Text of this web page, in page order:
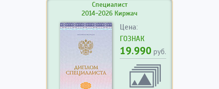
Специалист
2014-2026 Киржач
Цена:
ГОЗНАК
19.990 руб.